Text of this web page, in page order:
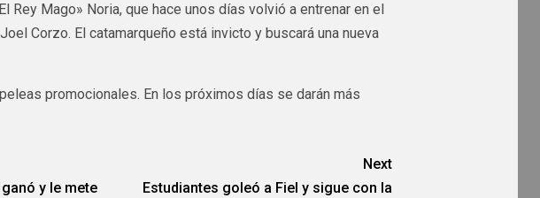
Rey Mago» Noria, que hace unos días volvió a entrenar en el
Corzo. El catamarqueño está invicto y buscará una nueva
promocionales. En los próximos días se darán más
y le mete
Next
Estudiantes goleó a Fiel y sigue con la